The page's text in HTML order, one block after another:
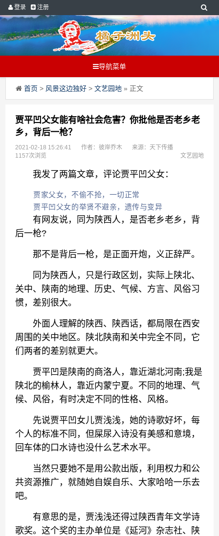
登录 注册
导航菜单
首页 > 风景这边独好 >文艺园地 » 正文
贾平凹父女能有啥社会危害？你批他是否老乡老
乡，背后一枪？
2021-02-18 15:26:41 作者：彼岸乔木
来源：天下传播
1157次浏览
文艺园地
我发了两篇文章，评论贾平凹父女：
贾家父女，不偷不抢，一切正常
贾平凹父女的举贤不避亲，遗传与变异
有网友说，同为陕西人，是否老乡老乡，背
后一枪?
那不是背后一枪，是正面开炮，义正辞严。
同为陕西人，只是行政区划，实际上陕北、
关中、陕南的地理、历史、气候、方言、风俗习
惯，差别很大。
外面人理解的陕西、陕西话，都局限在西安
周围的关中地区。陕北陕南和关中完全不同，它
们两者的差别就更大。
贾平凹是陕南的商洛人，靠近湖北河南;我是
陕北的榆林人，靠近内蒙宁夏。不同的地理、气
候、风俗，有时决定不同的性格、风格。
先说贾平凹女儿贾浅浅，她的诗歌好坏，每
个人的标准不同，但屎尿入诗没有美感和意境，
回车体的口水诗也没什么艺术水平。
当然只要她不是用公款出版，利用权力和公
共资源推广，就随她自娱自乐、大家哈哈一乐去
吧。
有意思的是，贾浅浅还得过陕西青年文学诗
歌奖。这个奖的主办单位是《延河》杂志社、陕